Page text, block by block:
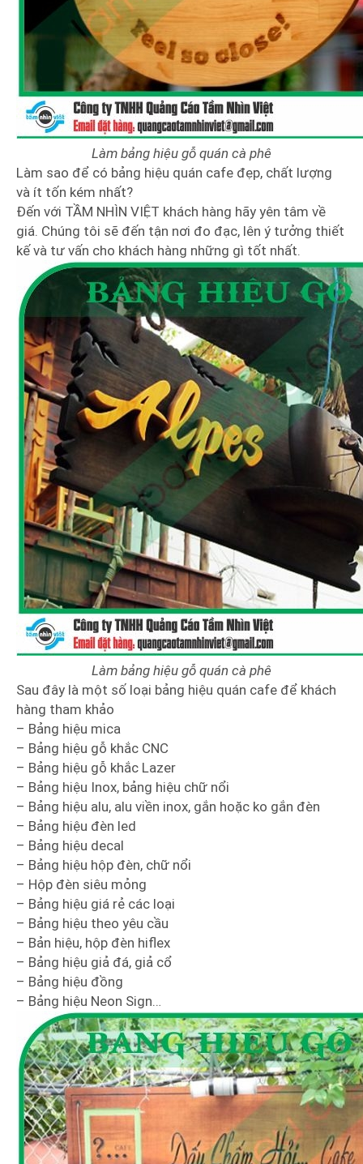
Làm bảng hiệu gỗ quán cà phê
Làm sao để có bảng hiệu quán cafe đẹp, chất lượng
và ít tốn kém nhất?
Đến với TẦM NHÌN VIỆT khách hàng hãy yên tâm về
giá. Chúng tôi sẽ đến tận nơi đo đạc, lên ý tưởng thiết
kế và tư vấn cho khách hàng những gì tốt nhất.
Làm bảng hiệu gỗ quán cà phê
Sau đây là một số loại bảng hiệu quán cafe để khách
hàng tham khảo
– Bảng hiệu mica
– Bảng hiệu gỗ khắc CNC
– Bảng hiệu gỗ khắc Lazer
– Bảng hiệu Inox, bảng hiệu chữ nổi
– Bảng hiệu alu, alu viền inox, gắn hoặc ko gắn đèn
– Bảng hiệu đèn led
– Bảng hiệu decal
– Bảng hiệu hộp đèn, chữ nổi
– Hộp đèn siêu mỏng
– Bảng hiệu giá rẻ các loại
– Bảng hiệu theo yêu cầu
– Bản hiệu, hộp đèn hiflex
– Bảng hiệu giả đá, giả cổ
– Bảng hiệu đồng
– Bảng hiệu Neon Sign…